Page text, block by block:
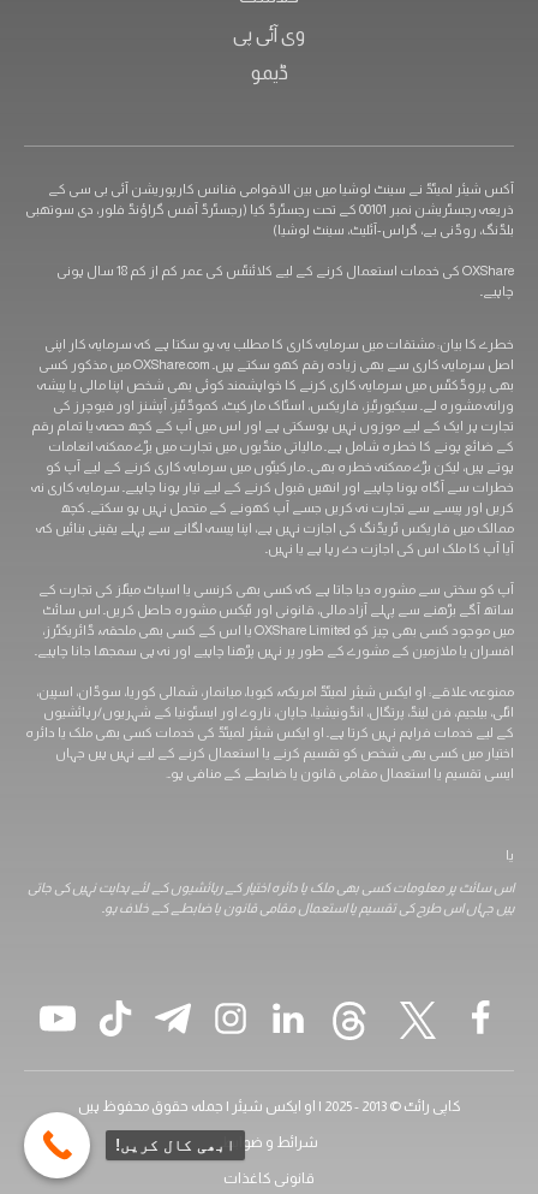
وی آئی پی
ڈیمو
آکس شیئر لمیٹڈ نے سینٹ لوشیا میں بین الاقوامی فنانس کارپوریشن آئی بی سی کے
ذریعہ رجسٹریشن نمبر 00101 کے تحت رجسٹرڈ کیا (رجسٹرڈ آفس گراؤنڈ فلور، دی سوتھبی
بلڈنگ، روڈنی بے، گراس-آئلیٹ، سینٹ لوشیا)
OXShare کی خدمات استعمال کرنے کے لیے کلائنٹس کی عمر کم از کم 18 سال ہونی
چاہیے۔
خطرے کا بیان: مشتقات میں سرمایہ کاری کا مطلب یہ ہو سکتا ہے کہ سرمایہ کار اپنی
اصل سرمایہ کاری سے بھی زیادہ رقم کھو سکتے ہیں۔ OXShare.com میں مذکور کسی
بھی پروڈکٹس میں سرمایہ کاری کرنے کا خواہشمند کوئی بھی شخص اپنا مالی یا پیشہ
ورانہ مشورہ لے۔ سیکیورٹیز، فاریکس، اسٹاک مارکیٹ، کموڈٹیز، آپشنز اور فیوچرز کی
تجارت ہر ایک کے لیے موزوں نہیں ہوسکتی ہے اور اس میں آپ کے کچھ حصہ یا تمام رقم
کے ضائع ہونے کا خطرہ شامل ہے۔ مالیاتی منڈیوں میں تجارت میں بڑے ممکنہ انعامات
ہوتے ہیں، لیکن بڑے ممکنہ خطرہ بھی۔ مارکیٹوں میں سرمایہ کاری کرنے کے لیے آپ کو
خطرات سے آگاہ ہونا چاہیے اور انھیں قبول کرنے کے لیے تیار ہونا چاہیے۔ سرمایہ کاری نہ
کریں اور پیسے سے تجارت نہ کریں جسے آپ کھونے کے متحمل نہیں ہو سکتے۔ کچھ
ممالک میں فاریکس ٹریڈنگ کی اجازت نہیں ہے، اپنا پیسہ لگانے سے پہلے یقینی بنائیں کہ
آیا آپ کا ملک اس کی اجازت دے رہا ہے یا نہیں۔
آپ کو سختی سے مشورہ دیا جاتا ہے کہ کسی بھی کرنسی یا اسپاٹ میٹلز کی تجارت کے
ساتھ آگے بڑھنے سے پہلے آزاد مالی، قانونی اور ٹیکس مشورہ حاصل کریں۔ اس سائٹ
میں موجود کسی بھی چیز کو OXShare Limited یا اس کے کسی بھی ملحقہ، ڈائریکٹرز،
افسران یا ملازمین کے مشورے کے طور پر نہیں پڑھنا چاہیے اور نہ ہی سمجھا جانا چاہیے۔
ممنوعہ علاقے: او ایکس شیئر لمیٹڈ امریکہ، کیوبا، ​​میانمار، شمالی کوریا، سوڈان، اسپین،
اٹلی، بیلجیم، فن لینڈ، پرتگال، انڈونیشیا، جاپان، ناروے اور ایسٹونیا کے شہریوں/رہائشیوں
کے لیے خدمات فراہم نہیں کرتا ہے۔ او ایکس شیئر لمیٹڈ کی خدمات کسی بھی ملک یا دائرہ
اختیار میں کسی بھی شخص کو تقسیم کرنے یا استعمال کرنے کے لیے نہیں ہیں جہاں
ایسی تقسیم یا استعمال مقامی قانون یا ضابطے کے منافی ہو۔.
یا
اس سائٹ پر معلومات کسی بھی ملک یا دائرہ اختیار کے رہائشیوں کے لئے ہدایت نہیں کی جاتی
ہیں جہاں اس طرح کی تقسیم یا استعمال مقامی قانون یا ضابطے کے خلاف ہو۔
کاپی رائٹ © 2013 - 2025 | او ایکس شیئر | جملہ حقوق محفوظ ہیں
شرائط و ضوابط
قانونی کاغذات
ابھی کال کریں!